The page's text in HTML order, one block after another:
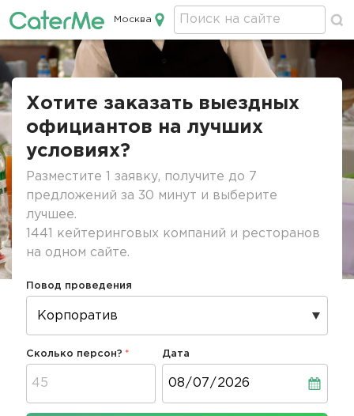
Кейтеринг в Москве
Москва
Строка
Хотите заказать выездных
официантов на лучших
условиях?
Разместите 1 заявку, получите до 7
предложений за 30 минут и выберите
лучшее.
1441 кейтеринговых компаний и ресторанов
на одном сайте.
Повод проведения
Сколько персон? Дата